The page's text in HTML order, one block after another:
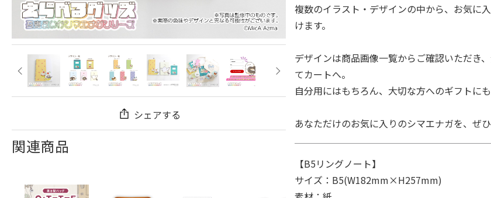
シェアする
関連商品
複数のイラスト・デザインの中から、お気に
けます。
デザインは商品画像一覧からご確認いただき
てカートへ。
自分用にはもちろん、大切な方へのギフトにも
あなただけのお気に入りのシマエナガを、ぜ
【B5リングノート】
サイズ：B5(W182mm×H257mm)